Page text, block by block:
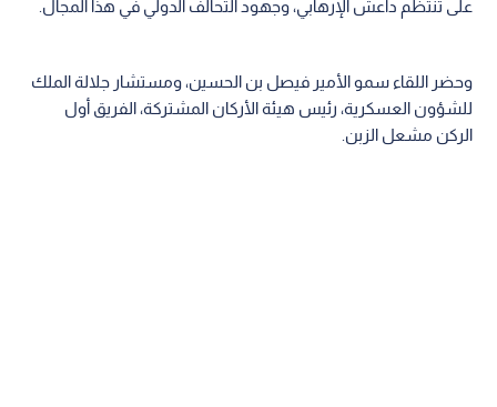
على تنتظم داعش الإرهابي، وجهود التحالف الدولي في هذا المجال.
وحضر اللقاء سمو الأمير فيصل بن الحسين، ومستشار جلالة الملك
للشؤون العسكرية، رئيس هيئة الأركان المشتركة، الفريق أول
الركن مشعل الزبن.